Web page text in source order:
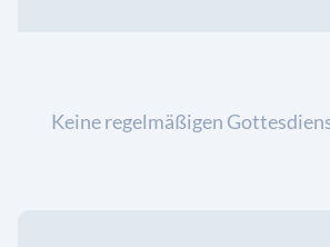
Keine regelmäßigen